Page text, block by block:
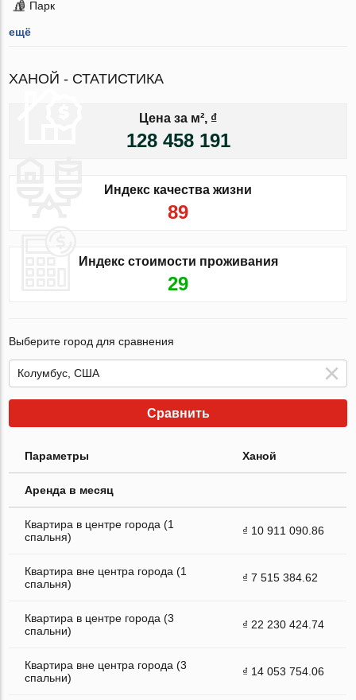
Парк
ещё
ХАНОЙ - СТАТИСТИКА
Цена за м², ₫
128 458 191
Индекс качества жизни
89
Индекс стоимости проживания
29
Выберите город для сравнения
Сравнить
Параметры Ханой
Аренда в месяц
Квартира в центре города (1
спальня)
₫ 10 911 090.86
Квартира вне центра города (1
спальня)
₫ 7 515 384.62
Квартира в центре города (3
спальни)
₫ 22 230 424.74
Квартира вне центра города (3
спальни)
₫ 14 053 754.06